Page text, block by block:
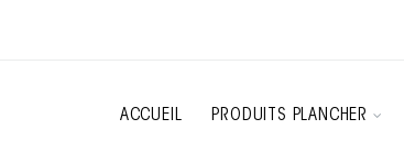
ACCUEIL PRODUITS PLANCHER